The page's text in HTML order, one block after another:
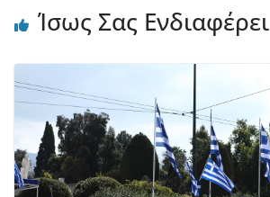
Ίσως Σας Ενδιαφέρει